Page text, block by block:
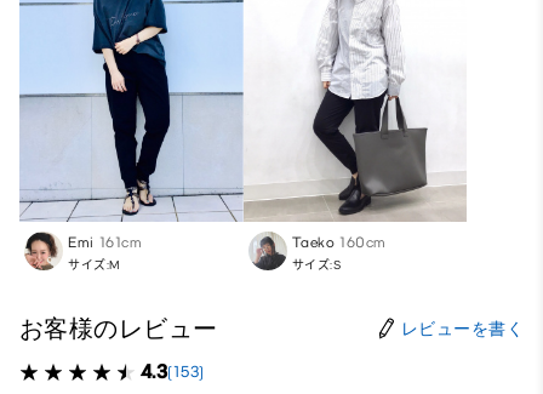
Emi 161cm
サイズ:M
Taeko 160cm
サイズ:S
お客様のレビュー レビューを書く
4.3(153)